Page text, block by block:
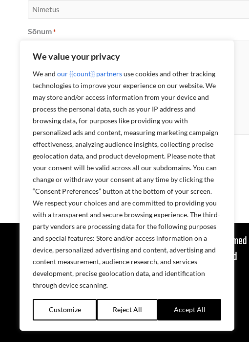
We value your privacy
We and our {{count}} partnersuse cookies and other tracking
technologies to improve your experience on our website. We
may store and/or access information from your device and
process the personal data, such as your IP address and
browsing data, for purposes like providing you with
personalized ads and content, measuring marketing campaign
effectiveness, analyzing audience insights, collecting precise
geolocation data, and product development. Please note that
your consent will be valid across all our subdomains. You can
change or withdraw your consent at any time by clicking the
“Consent Preferences” button at the bottom of your screen.
We respect your choices and are committed to providing you
with a transparent and secure browsing experience. The third-
party vendors are processing data for the following purposes
and special features: Store and/or access information on a
device, personalized advertising and content, advertising and
content measurement, audience research, and services
development, precise geolocation data, and identification
through device scanning.
Customize Reject All Accept All
Sõnum *
Projecta OY soomekeelsete sotsiaalmeedia
kanalite lingid:
Masinad ja seadmed
Hooldusteenused